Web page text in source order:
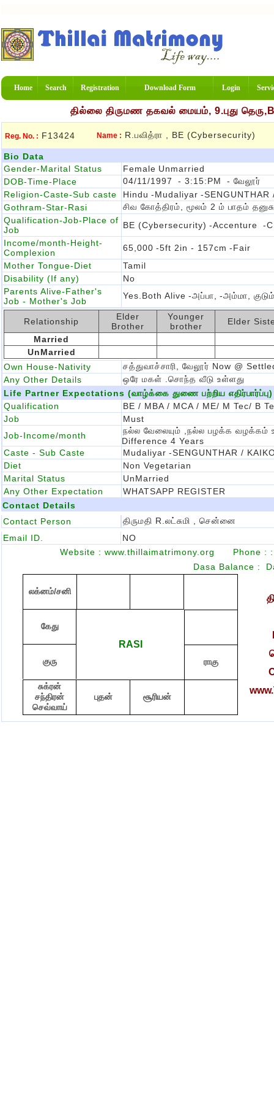
Home Search Registration Download Form Login
தில்லை திருமண தகவல் மையம், 9.புது
Reg. No. : F13424 Name : R.பவித்ரா , BE (cybersecurity)
Bio Data
Gender-Marital Status
Female Unmarried
DOB-Time-Place
04/11/1997 - 3:15:PM
- வேலூர்
Religion-Caste-Sub caste
Hindu -Mudaliyar -SENGUNTHAR
Gothram-Star-Rasi
சிவ கோத்திரம், மூலம் 2 ம் பாதம் தனுசு
Qualification-Job-Place of
Job
BE (cybersecurity) -Accenture
-
Income/month-Height-
Complexion
65,000 -5ft 2in - 157cm -Fair
Mother Tongue-Diet
Tamil
Disability (If any)
No
Parents Alive-Father's
Job - Mother's Job
Yes.Both Alive -அப்பா, -அம்மா,
Relationship
Elder
Brother
Younger
brother
Elder
Married
UnMarried
Own House-Nativity
சத்துவாச்சாரி, வேலூர் Now @
Any Other Details
ஒரே மகள் .சொந்த வீடு உள்ளது
Life Partner Expectations (வாழ்க்கை துணை பற்றிய எதிர்பார்ப்பு)
Qualification
BE / MBA / MCA / ME/ M Tec/ B
Job
Must
Job-Income/month
நல்ல வேலையும் ,நல்ல பழக்க
Difference 4 Years
Caste - Sub Caste
Mudaliyar -SENGUNTHAR /
Diet
Non Vegetarian
Marital Status
UnMarried
Any Other Expectation
WHATSAPP REGISTER
Contact Details
Contact Person
திருமதி R.லட்சுமி , சென்னை
Email ID.
NO
Website : www.thillaimatrimony.org Phone :
Dasa Balance :
லக்னம்/சனி
கேது
குரு
RASI
ராகு
சுக்ரன்
சந்திரன்
செவ்வாய்
புதன் சூரியன்